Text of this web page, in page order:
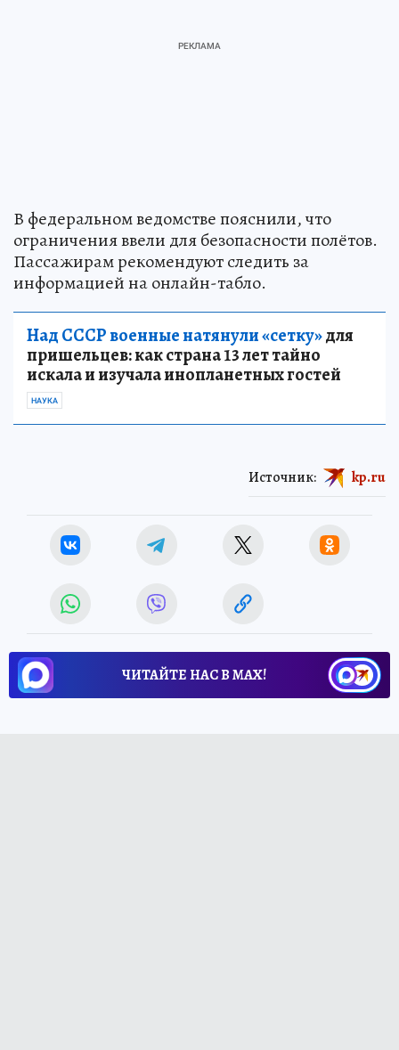
В федеральном ведомстве пояснили, что
ограничения ввели для безопасности полётов.
Пассажирам рекомендуют следить за
информацией на онлайн-табло.
Над СССР военные натянули «сетку»для
пришельцев: как страна 13 лет тайно
искала и изучала инопланетных гостей
НАУКА
Источник: kp.ru
ЧИТАЙТЕ НАС В МАХ!